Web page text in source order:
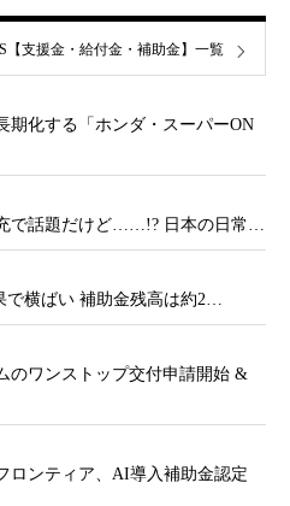
化する「ホンダ・スーパーON
で話題だけど……!? 日本の日常…
で横ばい 補助金残高は約2…
のワンストップ交付申請開始 &
ロンティア、AI導入補助金認定
【支援金・給付金・補助金】一覧